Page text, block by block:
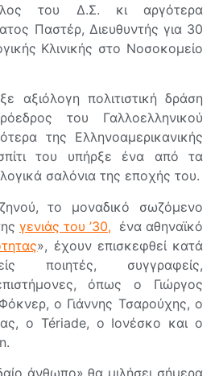
του Δ.Σ. κι αργότερα
Παστέρ, Διευθυντής για 30
Κλινικής στο Νοσοκομείο
αξιόλογη πολιτιστική δράση
του Γαλλοελληνικού
της Ελληνοαμερικανικής
του υπήρξε ένα από τα
σαλόνια της εποχής του.
το μοναδικό σωζόμενο
γενιάς του ’30, ένα αθηναϊκό
», έχουν επισκεφθεί κατά
ποιητές, συγγραφείς,
όπως ο Γιώργος
ο Γιάννης Τσαρούχης, ο
ο Tériade, ο Ιονέσκο και ο